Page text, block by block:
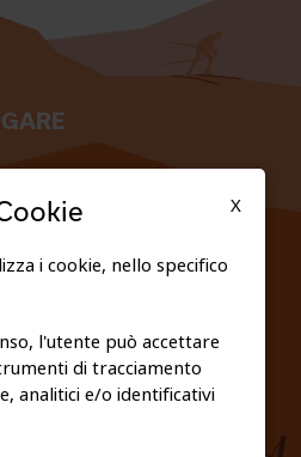
GARE
COOKIE POLICY
X
i cookie, nello specifico
l'utente può accettare
di tracciamento
analitici e/o identificativi